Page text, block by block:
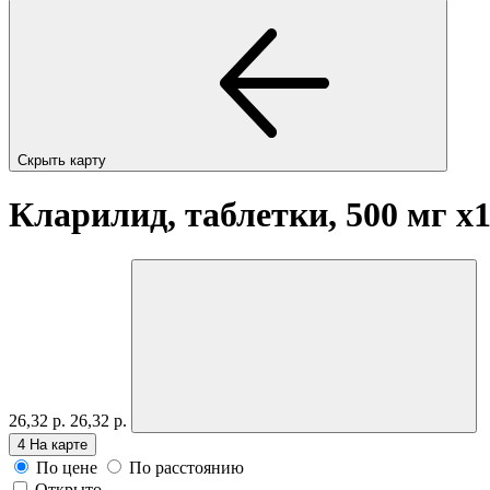
Скрыть карту
Кларилид, таблетки, 500 мг
26,32 р. 26,32 р.
4 На карте
По цене
По расстоянию